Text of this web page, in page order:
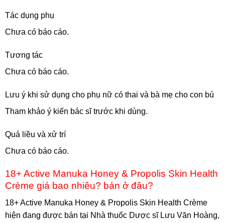
Tác dụng phụ
Chưa có báo cáo.
Tương tác
Chưa có báo cáo.
Lưu ý khi sử dụng cho phụ nữ có thai và bà mẹ cho con bú
Tham khảo ý kiến bác sĩ trước khi dùng.
Quá liều và xử trí
Chưa có báo cáo.
18+ Active Manuka Honey & Propolis Skin Health
Crème giá bao nhiêu? bán ở đâu?
18+ Active Manuka Honey & Propolis Skin Health Crème
hiện đang được bán tại Nhà thuốc Dược sĩ Lưu Văn Hoàng,